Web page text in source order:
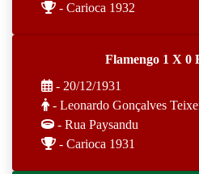
- Carioca 1932
Flamengo 1 X 0
- 20/12/1931
- Leonardo Gonçalves
- Rua Paysandu
- Carioca 1931